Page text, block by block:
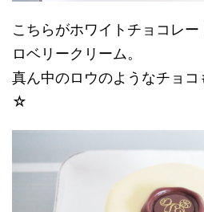
こちらがホワイトチョコレ
ロベリークリーム。
真ん中のロウのようなチョ
☆